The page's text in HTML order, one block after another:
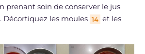
prenant soin de conserver le jus
. Décortiquez les moules 14 et les